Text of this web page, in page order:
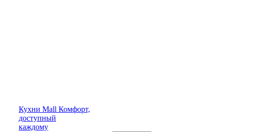
Кухни Mall Комфорт,
доступный
каждому